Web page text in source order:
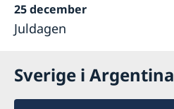
25 december
Juldagen
Sverige i Argentina